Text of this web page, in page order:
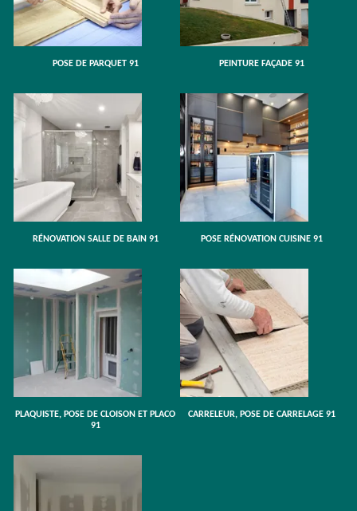
POSE DE PARQUET 91 PEINTURE FAÇADE 91
RÉNOVATION SALLE DE BAIN 91 POSE RÉNOVATION CUISINE 91
PLAQUISTE, POSE DE CLOISON ET PLACO
91
CARRELEUR, POSE DE CARRELAGE 91